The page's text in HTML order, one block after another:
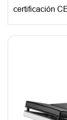
certificación